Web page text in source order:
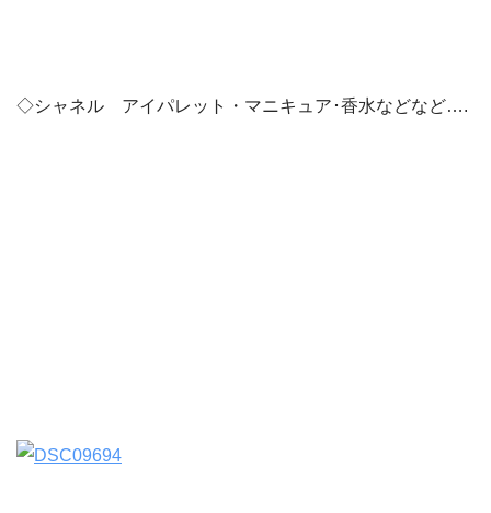
◇シャネル アイパレット・マニキュア･香水などなど….